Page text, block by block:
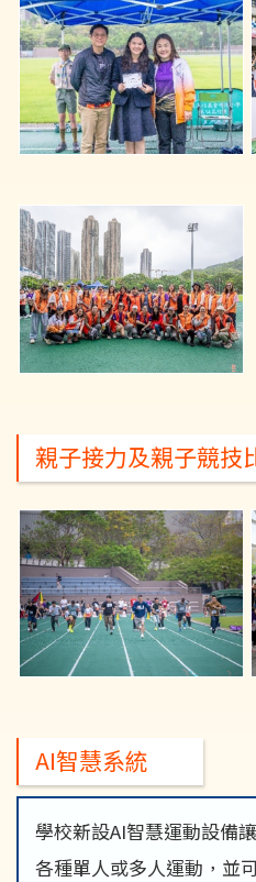
親子接力及親子競技
AI智慧系統
學校新設AI智慧運動設備
各種單人或多人運動，並